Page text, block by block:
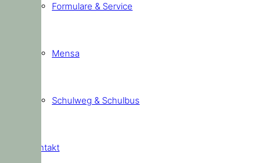
Formulare & Service
Mensa
Schulweg & Schulbus
Kontakt